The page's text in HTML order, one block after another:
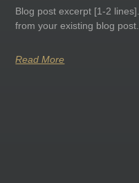
Blog post excerpt [1-2
from your existing blog post.
Read More